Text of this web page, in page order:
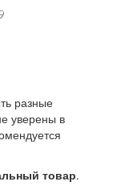
разные
уверены в
товар.